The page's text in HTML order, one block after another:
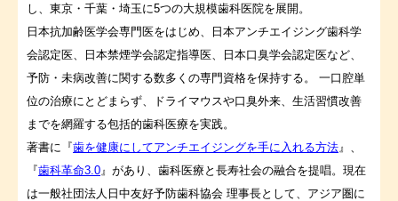
し、東京・千葉・埼玉に5つの大規模歯科医院を展開。
日本抗加齢医学会専門医をはじめ、日本アンチエイジング歯科学
会認定医、日本禁煙学会認定指導医、日本口臭学会認定医など、
予防・未病改善に関する数多くの専門資格を保持する。 一口腔単
位の治療にとどまらず、ドライマウスや口臭外来、生活習慣改善
までを網羅する包括的歯科医療を実践。
著書に『歯を健康にしてアンチエイジングを手に入れる方法 』、
『歯科革命3.0 』があり、歯科医療と長寿社会の融合を提唱。現在
は一般社団法人日中友好予防歯科協会 理事長として、アジア圏に